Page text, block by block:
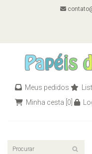
Meus pedidos
Minha cesta [0]